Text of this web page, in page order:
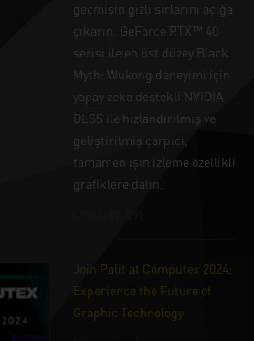
geçmişin gizli sırlarını açığa
çıkarın. GeForce RTX™ 40
serisi ile en üst düzey Black
Myth: Wukong deneyimi için
yapay zeka destekli NVIDIA
DLSS ile hızlandırılmış ve
geliştirilmiş çarpıcı,
tamamen ışın izleme özellikli
grafiklere dalın.
Join Palit at Computex 2024:
Experience the Future of
Graphic Technology